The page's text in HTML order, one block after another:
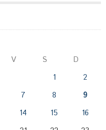
V S
D
1
2
7 8
9
14 15
16